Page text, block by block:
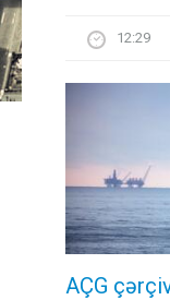
12:29
AÇG